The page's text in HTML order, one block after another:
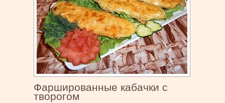
Фаршированные кабачки с
творогом